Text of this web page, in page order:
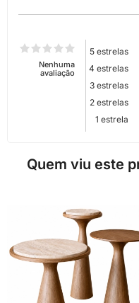
Nenhuma
avaliação
5 estrelas
4 estrelas
3 estrelas
2 estrelas
1 estrela
Quem viu este